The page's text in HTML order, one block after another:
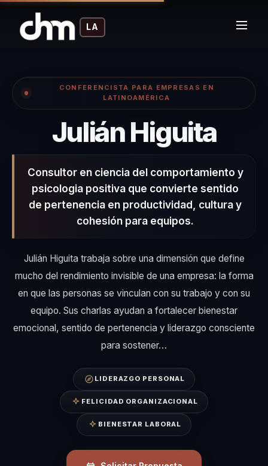
LA
CONFERENCISTA PARA EMPRESAS EN
LATINOAMÉRICA
Julián Higuita–
Consultor en ciencia del comportamiento y
psicologia positiva que convierte sentido
de pertenencia en productividad, cultura y
cohesión para equipos.
Julián Higuita trabaja sobre una dimensión que define
mucho del rendimiento invisible de una empresa: la forma
en que las personas se vinculan con su trabajo y con su
equipo. Sus charlas ayudan a fortalecer bienestar
emocional, sentido de pertenencia y liderazgo consciente
para sostener…
LIDERAZGO PERSONAL
FELICIDAD ORGANIZACIONAL
BIENESTAR LABORAL